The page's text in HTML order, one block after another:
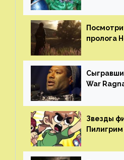
получила
пролога
War
игроков
Звезды
аниме от